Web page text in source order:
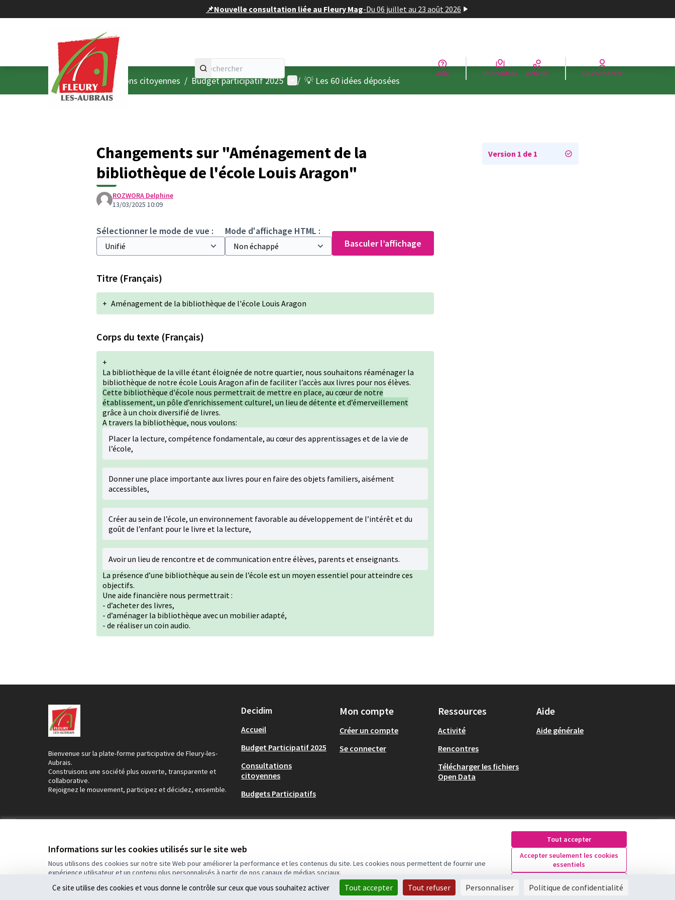
Informations sur les cookies utilisés sur le site web
Nous utilisons des cookies sur notre site Web pour améliorer la performance et les contenus du site. Les cookies nous permettent de fournir une
expérience utilisateur et un contenu plus personnalisés à partir de nos canaux de médias sociaux.
Tout accepter
Accepter seulement les cookies
essentiels
📌Nouvelle consultation liée au Fleury Mag-Du 06 juillet au 23 août 2026
Aide Rencontres Activité Se connecter
AccueilMenu principal
/ Consultations citoyennes / Budget participatif 2025 Menu utilisateur
/ 💡 Les 60 idées déposées
Changements sur "Aménagement de la
bibliothèque de l'école Louis Aragon"
ROZWORA Delphine
13/03/2025 10:09
Sélectionner le mode de vue :
Mode d'affichage HTML :
Basculer l’affichage
Titre (Français)
+ Aménagement de la bibliothèque de l'école Louis Aragon
Corps du texte (Français)
+
La bibliothèque de la ville étant éloignée de notre quartier, nous souhaitons réaménager la
bibliothèque de notre école Louis Aragon afin de faciliter l’accès aux livres pour nos élèves.
Cette bibliothèque d'école nous permettrait de mettre en place, au cœur de notre
établissement, un pôle d’enrichissement culturel, un lieu de détente et d’émerveillement
grâce à un choix diversifié de livres.
A travers la bibliothèque, nous voulons:
Placer la lecture, compétence fondamentale, au cœur des apprentissages et de la vie de
l’école,
Donner une place importante aux livres pour en faire des objets familiers, aisément
accessibles,
Créer au sein de l’école, un environnement favorable au développement de l’intérêt et du
goût de l’enfant pour le livre et la lecture,
Avoir un lieu de rencontre et de communication entre élèves, parents et enseignants.
La présence d’une bibliothèque au sein de l’école est un moyen essentiel pour atteindre ces
objectifs.
Une aide financière nous permettrait :
- d’acheter des livres,
- d’aménager la bibliothèque avec un mobilier adapté,
- de réaliser un coin audio.
Version 1 de 1
Bienvenue sur la plate-forme participative de Fleury-les-
Aubrais.
Construisons une société plus ouverte, transparente et
collaborative.
Rejoignez le mouvement, participez et décidez, ensemble.
Decidim
Accueil
Budget Participatif 2025
Consultations
citoyennes
Budgets Participatifs
Mon compte
Créer un compte
Se connecter
Ressources
Activité
Rencontres
Télécharger les fichiers
Open Data
Aide
Aide générale
(Lien externe)
Site réalisé parOpen Source Politics
(Lien externe)
grâce aulogiciel libre Decidim
(Lien externe)
.
Licence Creative
(Lien externe)
Ce site utilise des cookies et vous donne le contrôle sur ceux que vous souhaitez activer Tout accepter Tout refuser Personnaliser Politique de confidentialité